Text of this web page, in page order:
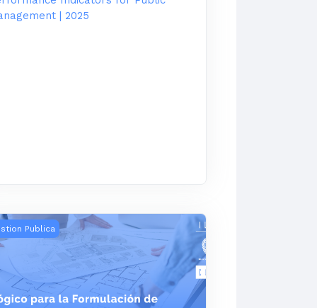
| 2025
de Inversión Pública - 2025
Lógico para la Formulación de Proyectos y Programas
Publica